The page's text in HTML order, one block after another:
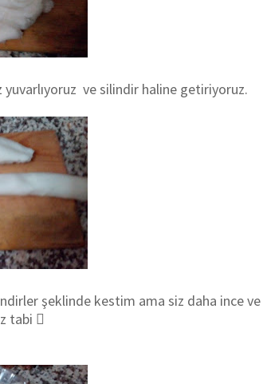
yuvarlıyoruz ve silindir haline getiriyoruz.
şeklinde kestim ama siz daha ince ve
tabi 